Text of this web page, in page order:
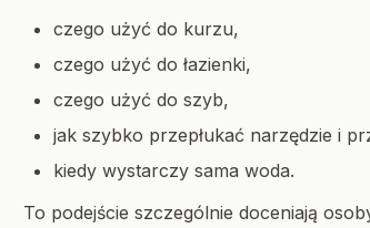
czego użyć do kurzu,
czego użyć do łazienki,
czego użyć do szyb,
jak szybko przepłukać narzędzie i
kiedy wystarczy sama woda.
To podejście szczególnie doceniają